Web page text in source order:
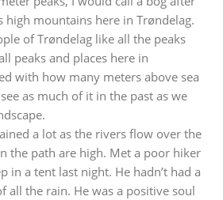
high mountains here in Trøndelag.
of Trøndelag like all the peaks
peaks and places here in
with how many meters above sea
as much of it in the past as we
a lot as the rivers flow over the
the path are high. Met a poor hiker
in a tent last night. He hadn’t had a
all the rain. He was a positive soul